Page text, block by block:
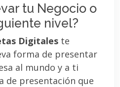
tu Negocio o
nivel?
Digitales te
forma de presentar
al mundo y a ti
de presentación que